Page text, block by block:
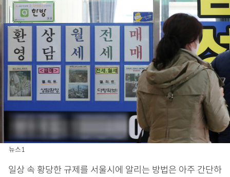
뉴스1
일상 속 황당한 규제를 서울시에 알리는 방법은 아주 간단하